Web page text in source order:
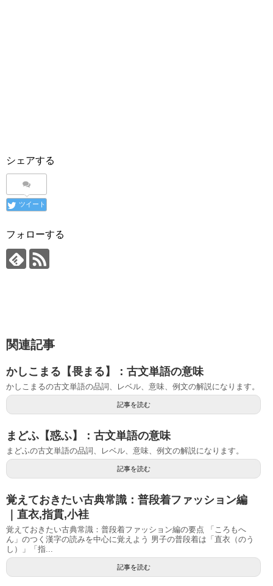
シェアする
ツイート
フォローする
関連記事
かしこまる【畏まる】：古文単語の意味
かしこまるの古文単語の品詞、レベル、意味、例文の解説になります。
記事を読む
まどふ【惑ふ】：古文単語の意味
まどふの古文単語の品詞、レベル、意味、例文の解説になります。
記事を読む
覚えておきたい古典常識：普段着ファッション編
｜直衣,指貫,小袿
覚えておきたい古典常識：普段着ファッション編の要点 「ころもへ
ん」のつく漢字の読みを中心に覚えよう 男子の普段着は「直衣（のう
し）」「指...
記事を読む